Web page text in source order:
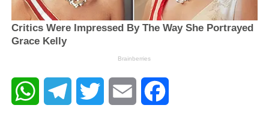
WhatsAppTelegram Twitter Email